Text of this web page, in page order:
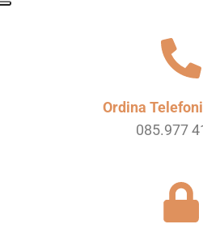
Ordina
085.977